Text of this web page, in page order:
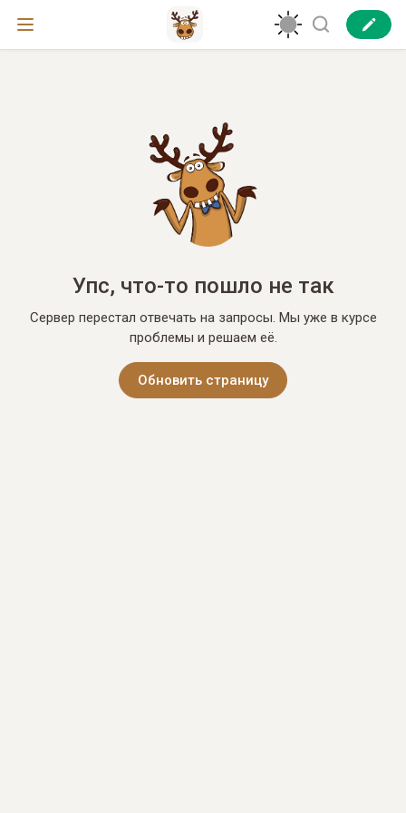
Упс, что-то пошло не так
Сервер перестал отвечать на запросы. Мы уже в курсе
проблемы и решаем её.
Обновить страницу